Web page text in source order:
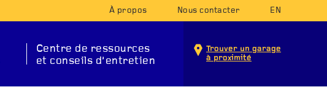
À propos Nous contacter EN
Centre de ressources
et conseils d’entretien
Trouver un garage
à proximité